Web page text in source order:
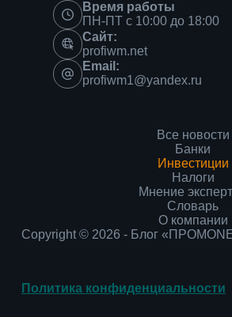
Время работы
ПН-ПТ с 10:00 до 18:00
Сайт:
profiwm.net
Email:
profiwm1@yandex.ru
Все новости
Банки
Инвестиции
Налоги
Мнение
Словарь
О компании
Copyright © 2026 - Блог
Политика конфиденциальности